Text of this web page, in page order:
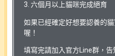
3. 六個月以上貓咪完成絕育
如果已經確定好想要認養的
喔！
填寫完請加入官方Line群，